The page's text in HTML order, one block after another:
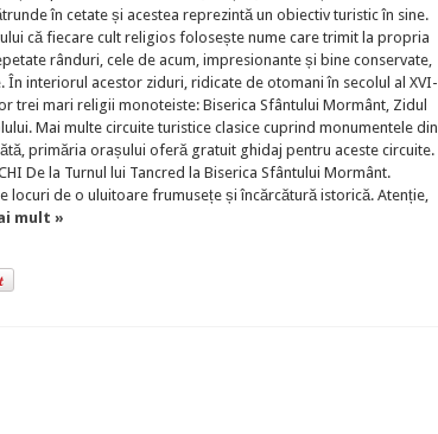
în cetate și acestea reprezintă un obiectiv turistic în sine.
că fiecare cult religios folosește nume care trimit la propria
rânduri, cele de acum, impresionante și bine conservate,
interiorul acestor ziduri, ridicate de otomani în secolul al XVI-
trei mari religii monoteiste: Biserica Sfântului Mormânt, Zidul
Mai multe circuite turistice clasice cuprind monumentele din
primăria orașului oferă gratuit ghidaj pentru aceste circuite.
De la Turnul lui Tancred la Biserica Sfântului Mormânt.
locuri de o uluitoare frumusețe și încărcătură istorică. Atenție,
mult »